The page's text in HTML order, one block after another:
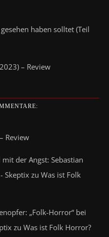
haben solltet (Teil
– Review
Review
der Angst: Sebastian
Skeptix zu Was ist Folk
„Folk-Horror“ bei
zu Was ist Folk Horror?